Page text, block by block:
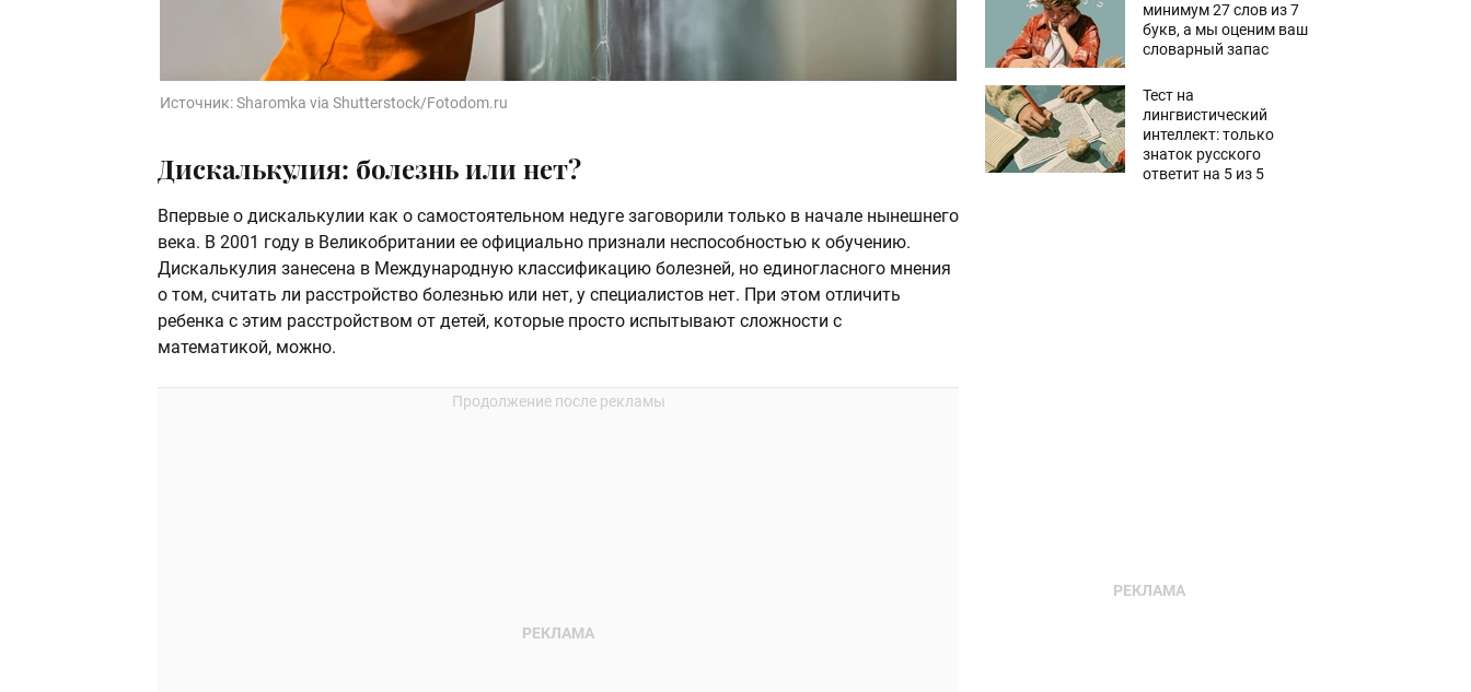
Источник:Sharomka via Shutterstock/Fotodom.ru
Дискалькулия: болезнь или нет?
Впервые о дискалькулии как о самостоятельном недуге заговорили только в начале нынешнего
века. В 2001 году в Великобритании ее официально признали неспособностью к обучению.
Дискалькулия занесена в Международную классификацию болезней, но единогласного мнения
о том, считать ли расстройство болезнью или нет, у специалистов нет. При этом отличить
ребенка с этим расстройством от детей, которые просто испытывают сложности с
математикой, можно.
минимум 27 слов из 7
букв, а мы оценим ваш
словарный запас
Тест на
лингвистический
интеллект: только
знаток русского
ответит на 5 из 5